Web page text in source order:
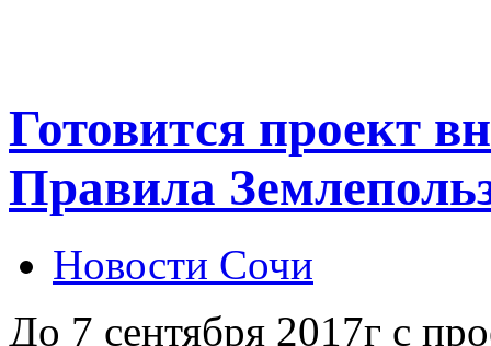
Готовится проект
Правила
Новости Сочи
До 7 сентября 2017г с